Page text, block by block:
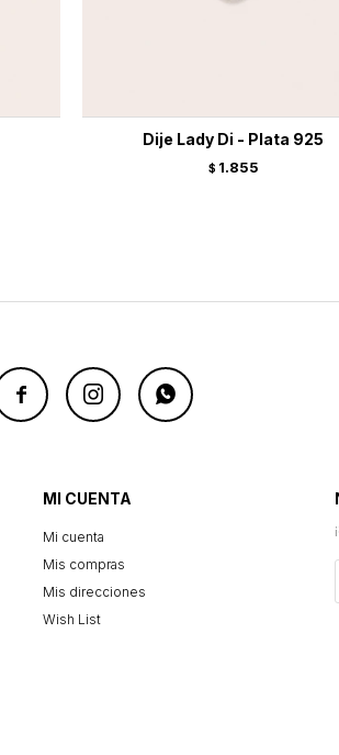
Dije Lady Di - Plata 925
$ 1.855
  
MI CUENTA
Mi cuenta
Mis compras
Mis direcciones
Wish List